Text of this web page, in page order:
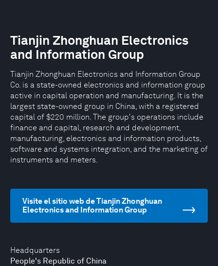
Headquarters
People's Republic of China
Tianjin Zhonghuan Electronics
and Information Group
Tianjin Zhonghuan Electronics and Information Group
Co. is a state-owned electronics and information group
active in capital operation and manufacturing. It is the
largest state-owned group in China, with a registered
capital of $220 million. The group's operations include
finance and capital, research and development,
manufacturing, electronics and information products,
software and systems integration, and the marketing of
instruments and meters.
Visite el sitio web de Tianjin Zhonghuan
Electronics and Information Group